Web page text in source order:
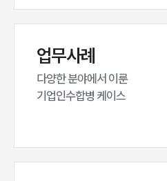
업무사례
다양한 분야에서 이룬
기업인수합병 케이스